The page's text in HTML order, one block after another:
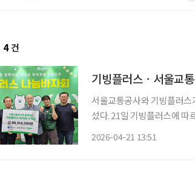
4 건
기빙플러스ㆍ서울교
서울교통공사와 기빙플러스
섰다. 21일 기빙플러스에 따르면, 양 기관은 지난 14일부터 16일까지 서울 강남구 봉은사역
2026-04-21 13:51